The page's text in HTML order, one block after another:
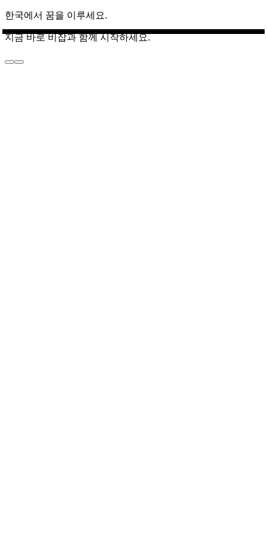
한국에서 꿈을 이루세요.
지금 바로 비잡과 함께 시작하세요.